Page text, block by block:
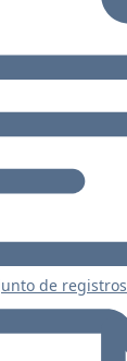
de registros